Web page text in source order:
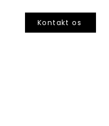
Kontakt os